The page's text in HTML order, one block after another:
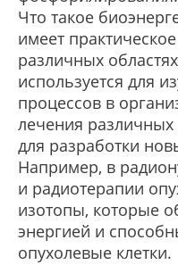
Что такое
имеет
различных
используется для
процессов в
лечения различных
для разработки
Например, в
и радиотерапии
изотопы, которые
энергией и
опухолевые клетки.